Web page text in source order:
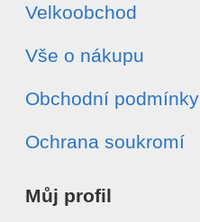
Velkoobchod
Vše o nákupu
Obchodní podmínky
Ochrana soukromí
Můj profil